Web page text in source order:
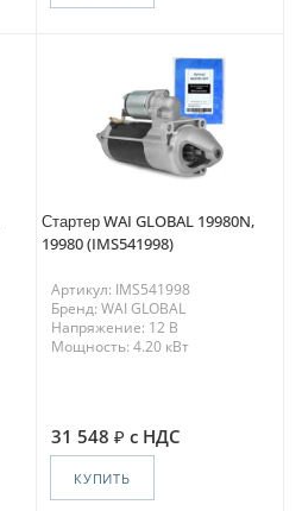
Стартер WAI GLOBAL 19980N,
19980 (IMS541998)
Артикул: IMS541998
Бренд: WAI GLOBAL
Напряжение: 12 В
Мощность: 4.20 кВт
31 548 с НДС
КУПИТЬ